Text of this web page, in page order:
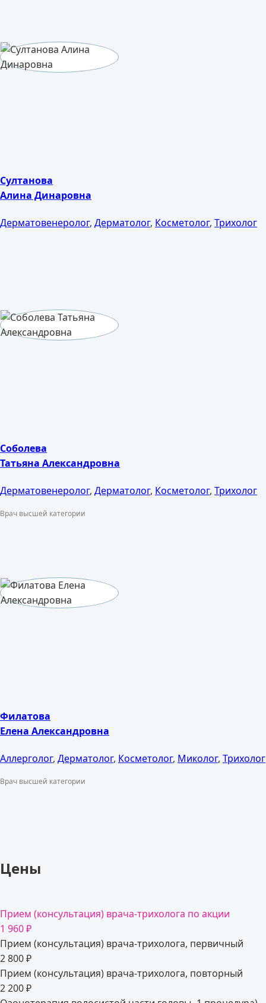
Султанова
Алина Динаровна
Дерматовенеролог, Дерматолог, Косметолог, Трихолог
Соболева
Татьяна Александровна
Дерматовенеролог, Дерматолог, Косметолог, Трихолог
Врач высшей категории
Филатова
Елена Александровна
Аллерголог, Дерматолог, Косметолог, Миколог, Трихолог
Врач высшей категории
Цены
Прием (консультация) врача-трихолога по акции
1 960 ₽
Прием (консультация) врача-трихолога, первичный
2 800 ₽
Прием (консультация) врача-трихолога, повторный
2 200 ₽